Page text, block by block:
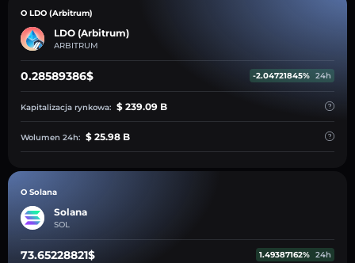
O LDO (Arbitrum)
LDO (Arbitrum)
ARBITRUM
0.28589386$ -2.04721845% 24h
Kapitalizacja rynkowa: $ 239.09 B
Wolumen 24h: $ 25.98 B
O Solana
Solana
SOL
73.65228821$ 1.49387162% 24h